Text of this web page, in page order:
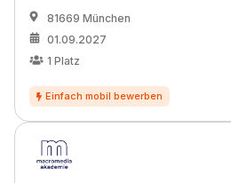
81669 München
01.09.2027
1 Platz